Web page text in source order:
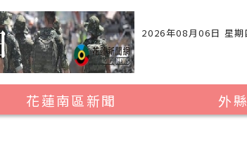
2026年08月06日 星期
花蓮南區新聞
外